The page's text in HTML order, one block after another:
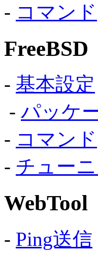
- コマンド
FreeBSD
- 基本設定
- パッケ
- コマンド
- チュー
WebTool
- Ping送信